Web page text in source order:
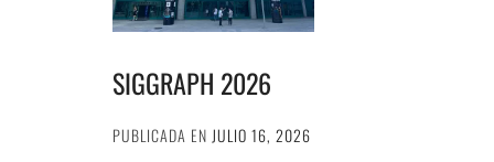
SIGGRAPH 2026
PUBLICADA EN JULIO 16, 2026